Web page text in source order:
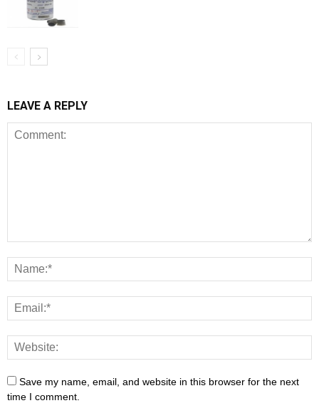
LEAVE A REPLY
Save my name, email, and website in this browser for the next
time I comment.